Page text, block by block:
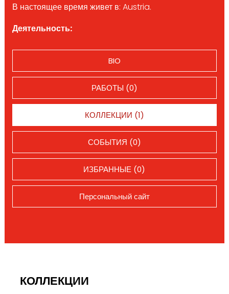
В настоящее время живет в: Austria.
Деятельность:
BIO
РАБОТЫ (0)
КОЛЛЕКЦИИ (1)
СОБЫТИЯ (0)
ИЗБРАННЫЕ (0)
Персональный сайт
КОЛЛЕКЦИИ